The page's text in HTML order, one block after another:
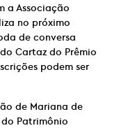
a Associação
no próximo
de conversa
Cartaz do Prêmio
podem ser
de Mariana de
Patrimônio